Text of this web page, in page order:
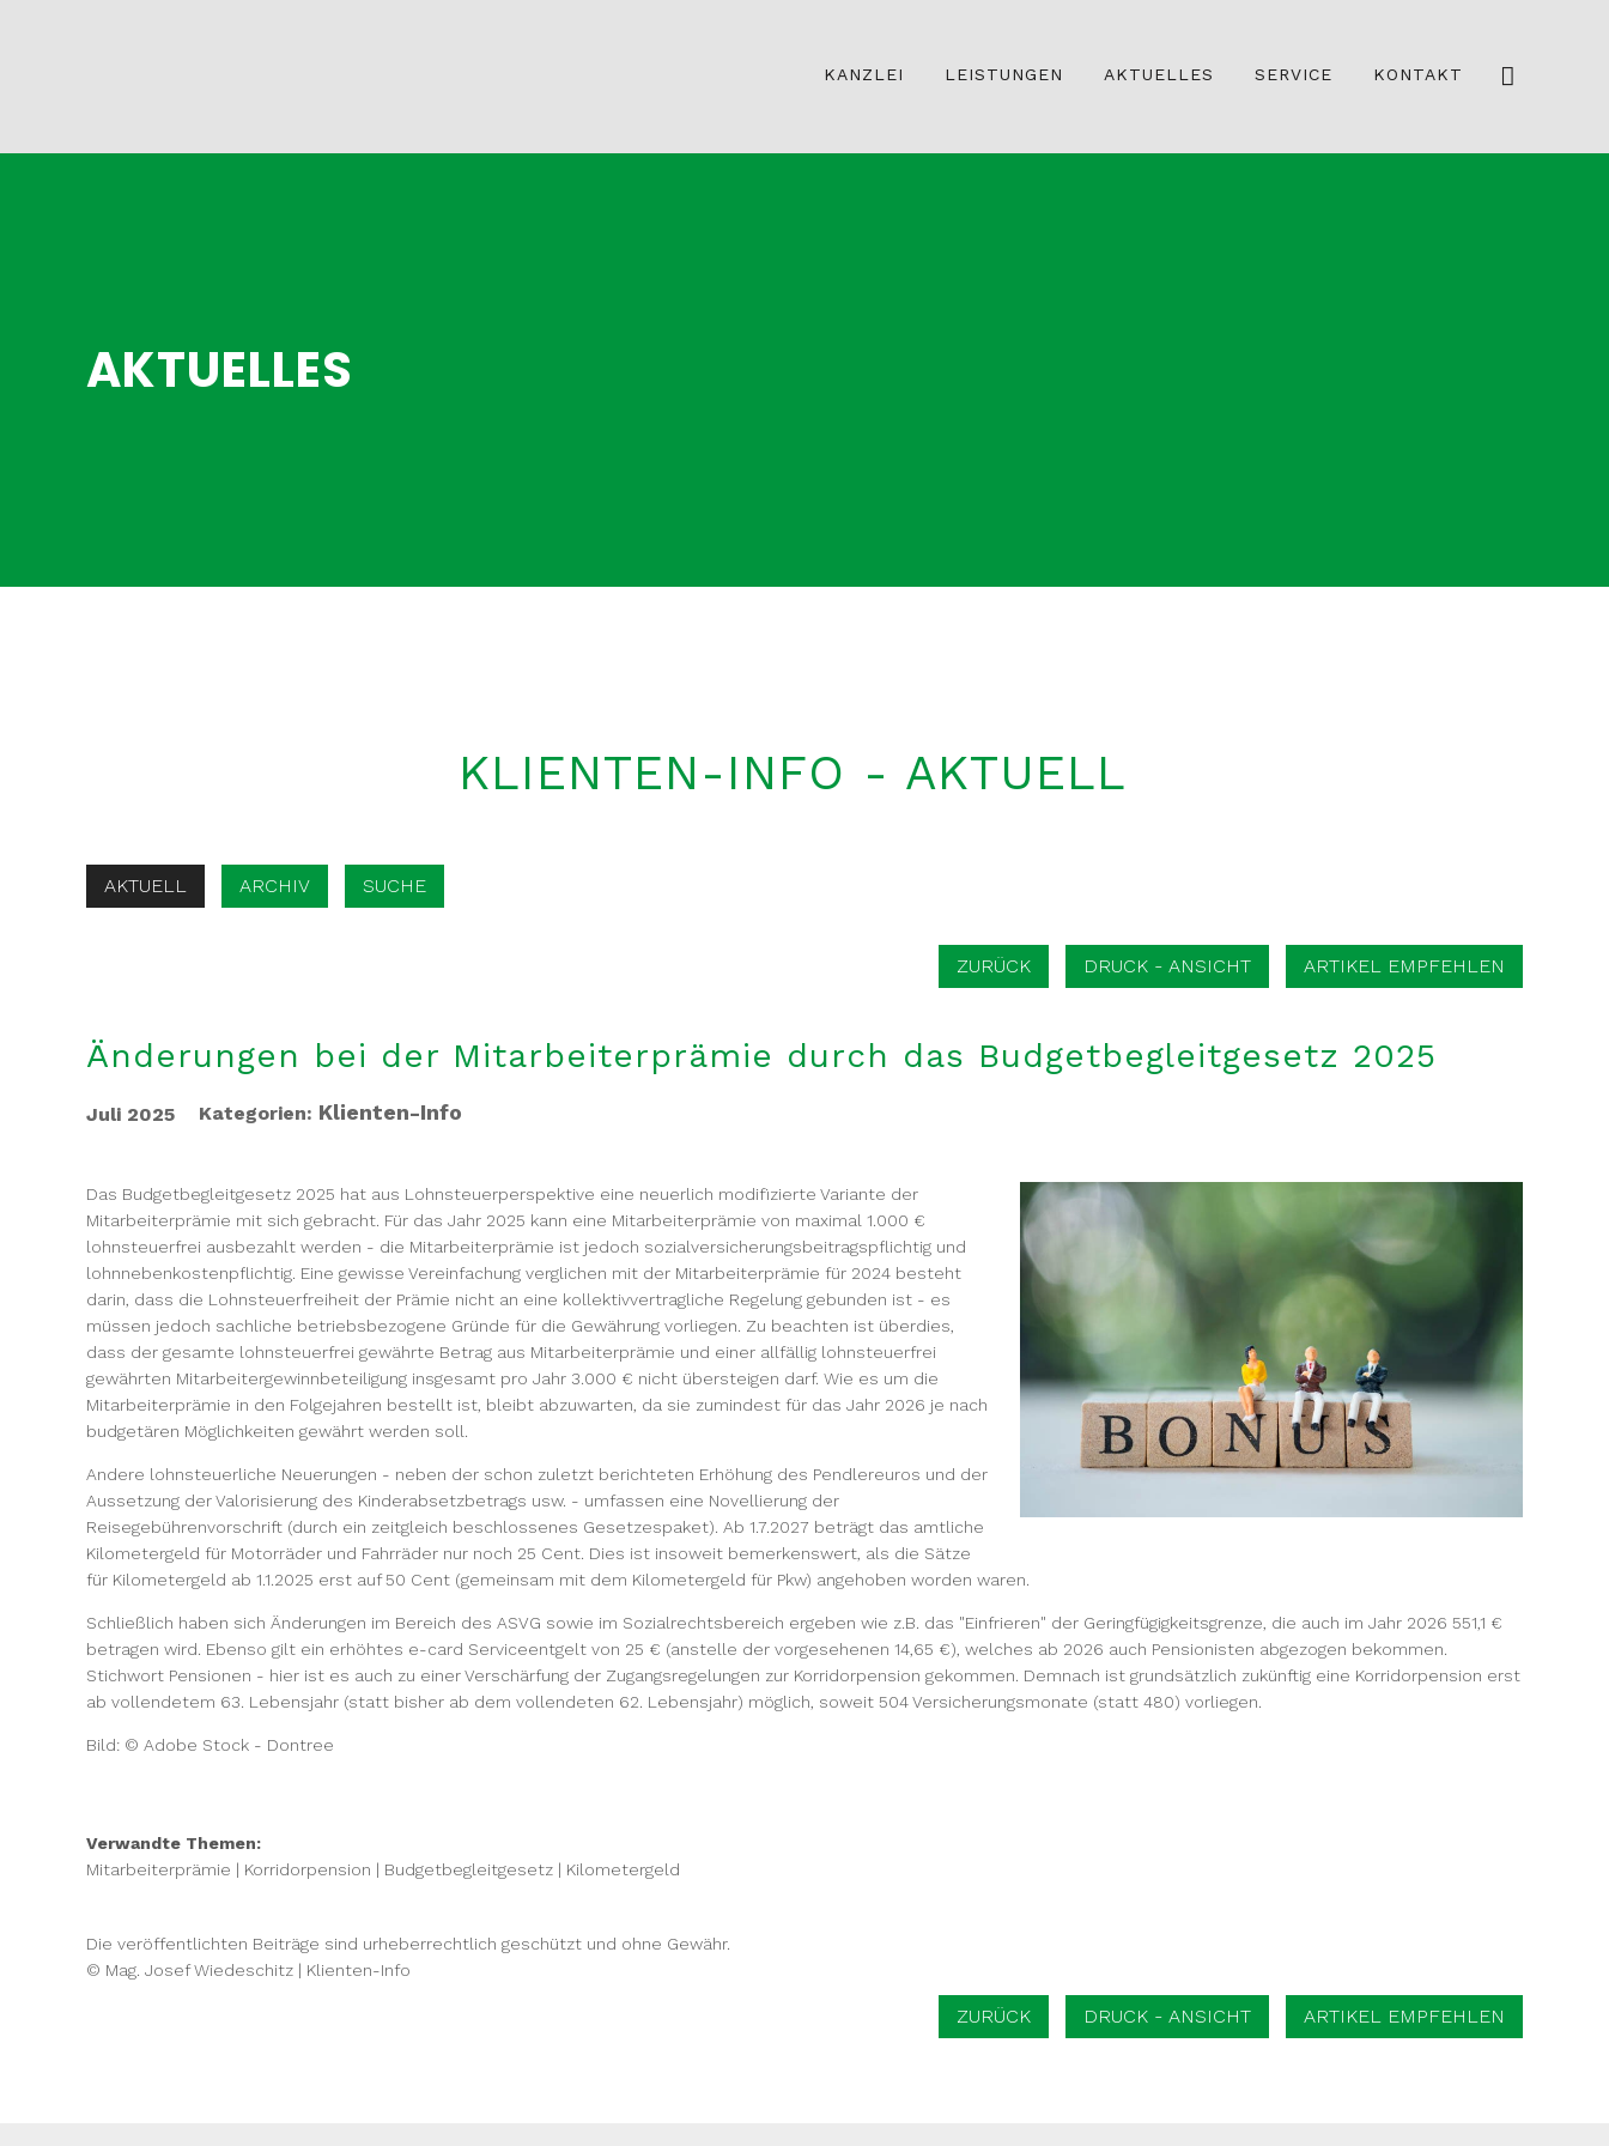
KANZLEI LEISTUNGEN AKTUELLES SERVICE KONTAKT
AKTUELLES
KLIENTEN-INFO - AKTUELL
AKTUELL ARCHIV SUCHE
ZURÜCK DRUCK - ANSICHT ARTIKEL EMPFEHLEN
Änderungen bei der Mitarbeiterprämie durch das Budgetbegleitgesetz 2025
Juli 2025 Kategorien: Klienten-Info
Das Budgetbegleitgesetz 2025 hat aus Lohnsteuerperspektive eine neuerlich modifizierte Variante der
Mitarbeiterprämie mit sich gebracht. Für das Jahr 2025 kann eine Mitarbeiterprämie von maximal 1.000 €
lohnsteuerfrei ausbezahlt werden - die Mitarbeiterprämie ist jedoch sozialversicherungsbeitragspflichtig und
lohnnebenkostenpflichtig. Eine gewisse Vereinfachung verglichen mit der Mitarbeiterprämie für 2024 besteht
darin, dass die Lohnsteuerfreiheit der Prämie nicht an eine kollektivvertragliche Regelung gebunden ist - es
müssen jedoch sachliche betriebsbezogene Gründe für die Gewährung vorliegen. Zu beachten ist überdies,
dass der gesamte lohnsteuerfrei gewährte Betrag aus Mitarbeiterprämie und einer allfällig lohnsteuerfrei
gewährten Mitarbeitergewinnbeteiligung insgesamt pro Jahr 3.000 € nicht übersteigen darf. Wie es um die
Mitarbeiterprämie in den Folgejahren bestellt ist, bleibt abzuwarten, da sie zumindest für das Jahr 2026 je nach
budgetären Möglichkeiten gewährt werden soll.
Andere lohnsteuerliche Neuerungen - neben der schon zuletzt berichteten Erhöhung des Pendlereuros und der
Aussetzung der Valorisierung des Kinderabsetzbetrags usw. - umfassen eine Novellierung der
Reisegebührenvorschrift (durch ein zeitgleich beschlossenes Gesetzespaket). Ab 1.7.2027 beträgt das amtliche
Kilometergeld für Motorräder und Fahrräder nur noch 25 Cent. Dies ist insoweit bemerkenswert, als die Sätze
für Kilometergeld ab 1.1.2025 erst auf 50 Cent (gemeinsam mit dem Kilometergeld für Pkw) angehoben worden waren.
Schließlich haben sich Änderungen im Bereich des ASVG sowie im Sozialrechtsbereich ergeben wie z.B. das "Einfrieren" der Geringfügigkeitsgrenze, die auch im Jahr 2026 551,1 €
betragen wird. Ebenso gilt ein erhöhtes e-card Serviceentgelt von 25 € (anstelle der vorgesehenen 14,65 €), welches ab 2026 auch Pensionisten abgezogen bekommen.
Stichwort Pensionen - hier ist es auch zu einer Verschärfung der Zugangsregelungen zur Korridorpension gekommen. Demnach ist grundsätzlich zukünftig eine Korridorpension erst
ab vollendetem 63. Lebensjahr (statt bisher ab dem vollendeten 62. Lebensjahr) möglich, soweit 504 Versicherungsmonate (statt 480) vorliegen.
Bild: © Adobe Stock - Dontree
Verwandte Themen:
Mitarbeiterprämie | Korridorpension | Budgetbegleitgesetz | Kilometergeld
Die veröffentlichten Beiträge sind urheberrechtlich geschützt und ohne Gewähr.
© Mag. Josef Wiedeschitz | Klienten-Info
ZURÜCK DRUCK - ANSICHT ARTIKEL EMPFEHLEN